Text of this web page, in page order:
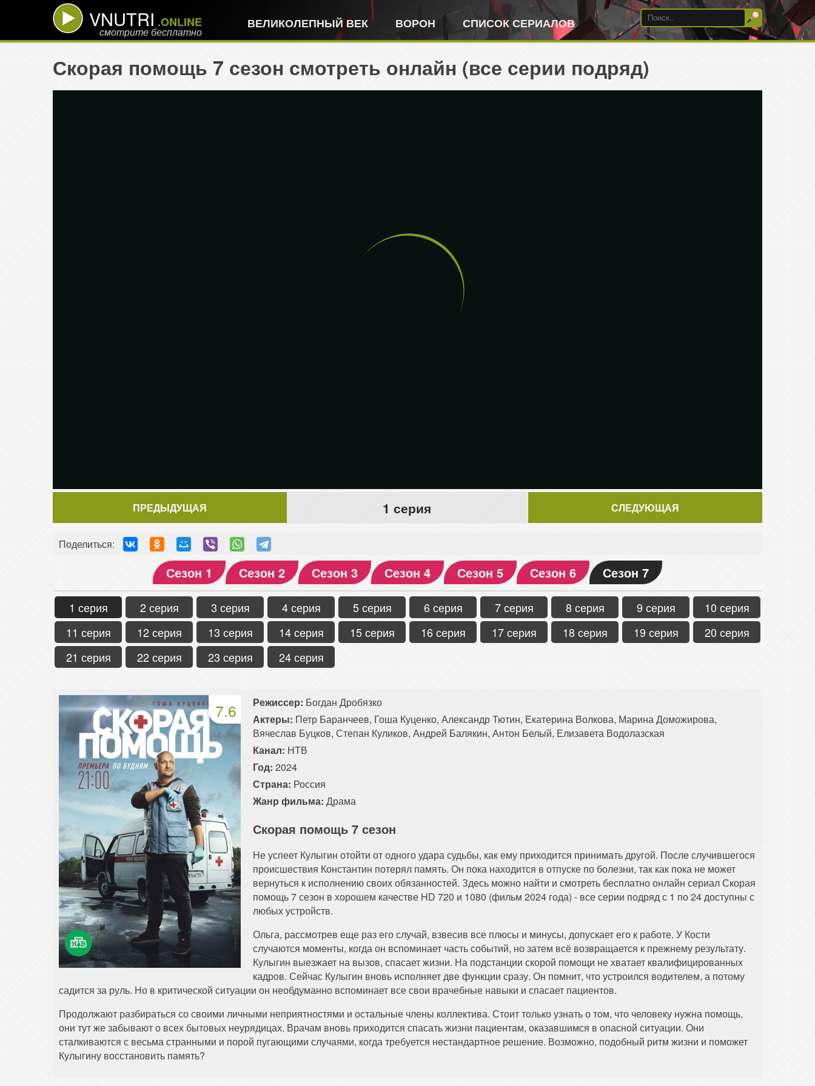
VNUTRI .ONLINE
смотрите бесплатно
ВЕЛИКОЛЕПНЫЙ ВЕК ВОРОН СПИСОК СЕРИАЛОВ
Скорая помощь 7 сезон смотреть онлайн (все серии подряд)
ПРЕДЫДУЩАЯ 1 серия СЛЕДУЮЩАЯ
Поделиться:
Сезон 1 Сезон 2 Сезон 3 Сезон 4 Сезон 5 Сезон 6 Сезон 7
1 серия 2 серия 3 серия 4 серия 5 серия 6 серия 7 серия 8 серия 9 серия
10 серия
11 серия
12 серия 13 серия 14 серия 15 серия 16 серия 17 серия 18 серия 19 серия
20 серия
21 серия
22 серия 23 серия 24 серия
7.6 Режиссер: Богдан Дробязко
Актеры: Петр Баранчеев, Гоша Куценко, Александр Тютин, Екатерина Волкова, Марина Доможирова,
Вячеслав Буцков, Степан Куликов, Андрей Балякин, Антон Белый, Елизавета Водолазская
Канал: НТВ
Год: 2024
Страна: Россия
Жанр фильма: Драма
Скорая помощь 7 сезон
Не успеет Кулыгин отойти от одного удара судьбы, как ему приходится принимать другой. После случившегося
происшествия Константин потерял память. Он пока находится в отпуске по болезни, так как пока не может
вернуться к исполнению своих обязанностей. Здесь можно найти и смотреть бесплатно онлайн сериал Скорая
помощь 7 сезон в хорошем качестве HD 720 и 1080 (фильм 2024 года) - все серии подряд с 1 по 24 доступны с
любых устройств.
Ольга, рассмотрев еще раз его случай, взвесив все плюсы и минусы, допускает его к работе. У Кости
случаются моменты, когда он вспоминает часть событий, но затем всё возвращается к прежнему результату.
Кулыгин выезжает на вызов, спасает жизни. На подстанции скорой помощи не хватает квалифицированных
кадров. Сейчас Кулыгин вновь исполняет две функции сразу. Он помнит, что устроился водителем, а потому
садится за руль. Но в критической ситуации он необдуманно вспоминает все свои врачебные навыки и спасает пациентов.
Продолжают разбираться со своими личными неприятностями и остальные члены коллектива. Стоит только узнать о том, что человеку нужна помощь,
они тут же забывают о всех бытовых неурядицах. Врачам вновь приходится спасать жизни пациентам, оказавшимся в опасной ситуации. Они
сталкиваются с весьма странными и порой пугающими случаями, когда требуется нестандартное решение. Возможно, подобный ритм жизни и поможет
Кулыгину восстановить память?